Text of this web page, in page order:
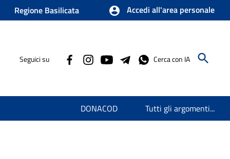
Regione Basilicata Accedi all'area personale
Seguici su Cerca con IA
DONACOD Tutti gli argomenti...